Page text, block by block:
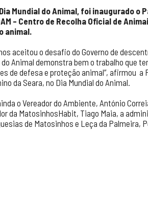
Mundial do Animal, foi inaugurado o
– Centro de Recolha Oficial de
animal.
aceitou o desafio do Governo de
Animal demonstra bem o trabalho que
de defesa e proteção animal”, afirmou a
da Seara, no Dia Mundial do Animal.
o Vereador do Ambiente, António
da MatosinhosHabit, Tiago Maia, a
de Matosinhos e Leça da Palmeira,